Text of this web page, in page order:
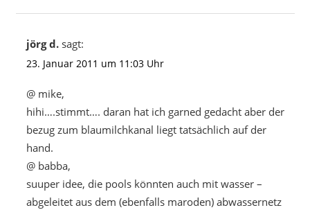
jörg d. sagt:
23. Januar 2011 um 11:03 Uhr
@ mike,
hihi….stimmt…. daran hat ich garned gedacht aber der
bezug zum blaumilchkanal liegt tatsächlich auf der
hand.
@ babba,
suuper idee, die pools könnten auch mit wasser –
abgeleitet aus dem (ebenfalls maroden) abwassernetz